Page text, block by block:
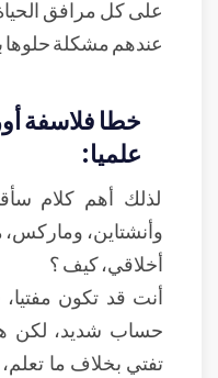
على كل مرافق
عندهم مشكلة حلوها
خطا فلاسفة
علميا:
لذلك أهم كلام
وأنشتاين،
أخلاقي، كيف ؟
أنت قد تكون
حساب شديد، لكن
تفتي بخلاف ما